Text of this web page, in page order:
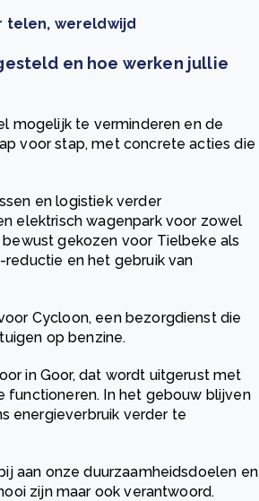
telen, wereldwijd
en hoe werken jullie
mogelijk te verminderen en de
voor stap, met concrete acties die
en logistiek verder
elektrisch wagenpark voor zowel
gekozen voor Tielbeke als
reductie en het gebruik van
Cycloon, een bezorgdienst die
op benzine.
in Goor, dat wordt uitgerust met
functioneren. In het gebouw blijven
energieverbruik verder te
aan onze duurzaamheidsdoelen en
zijn maar ook verantwoord.